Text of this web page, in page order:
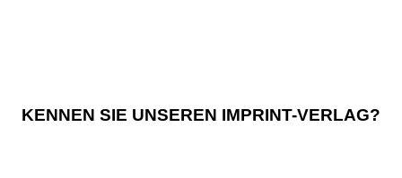
KENNEN SIE UNSEREN IMPRINT-VERLAG?